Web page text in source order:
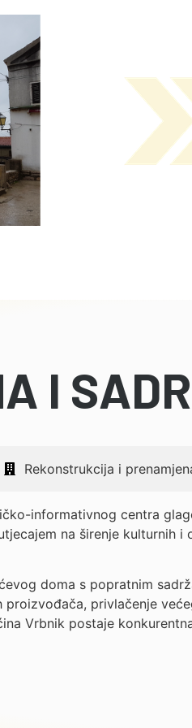
I
Rekonstrukcija i
informativnog centra
na širenje kulturnih
doma s popratnim
privlačenje
Vrbnik postaje